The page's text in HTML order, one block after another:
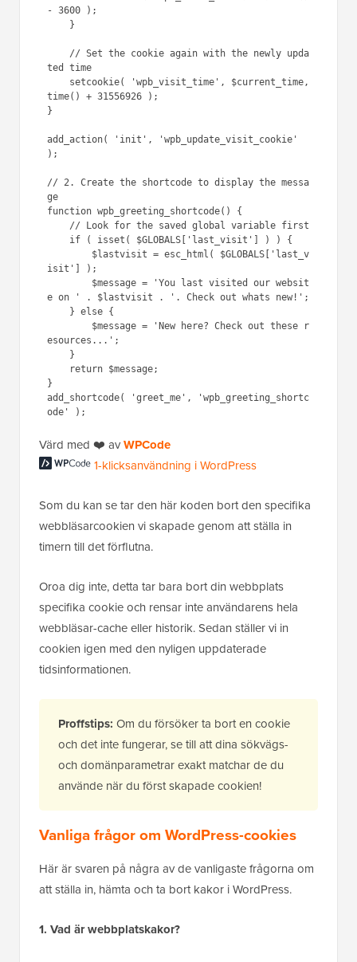
- 3600 );
ted time
time() + 31556926 );
}
add_action( 'init', 'wpb_update_visit_cookie'
);
// 2. Create the shortcode to display the messa
ge
function wpb_greeting_shortcode() {
isit'] );
e on ' . $lastvisit . '. Check out whats new!';
esources...';
}
add_shortcode( 'greet_me', 'wpb_greeting_shortc
Värd med ❤️ avWPCode
1-klicksanvändning i WordPress
Som du kan se tar den här koden bort den specifika
webbläsarcookien vi skapade genom att ställa in
timern till det förflutna.
Oroa dig inte, detta tar bara bort din webbplats
specifika cookie och rensar inte användarens hela
webbläsar-cache eller historik. Sedan ställer vi in
cookien igen med den nyligen uppdaterade
tidsinformationen.
Proffstips: Om du försöker ta bort en cookie
och det inte fungerar, se till att dina sökvägs-
och domänparametrar exakt matchar de du
använde när du först skapade cookien!
Vanliga frågor om WordPress-cookies
Här är svaren på några av de vanligaste frågorna om
att ställa in, hämta och ta bort kakor i WordPress.
1. Vad är webbplatskakor?